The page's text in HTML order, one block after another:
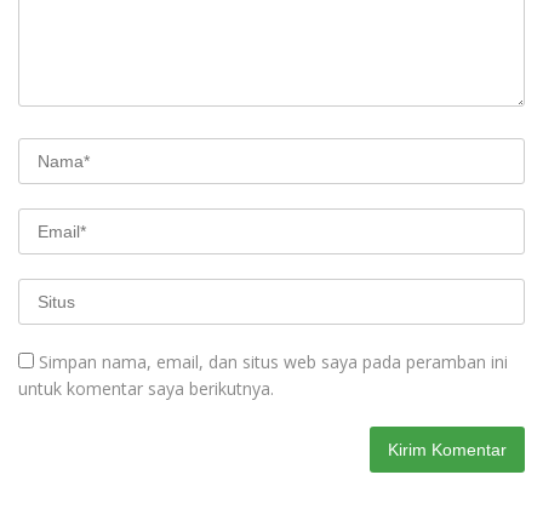
Simpan nama, email, dan situs web saya pada peramban ini
untuk komentar saya berikutnya.